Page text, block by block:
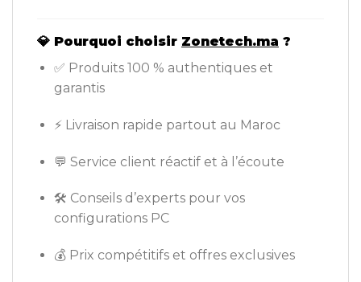
💎 Pourquoi choisir Zonetech.ma ?
✅ Produits 100 % authentiques et
garantis
⚡ Livraison rapide partout au Maroc
💬 Service client réactif et à l’écoute
🛠️ Conseils d’experts pour vos
configurations PC
💰 Prix compétitifs et offres exclusives